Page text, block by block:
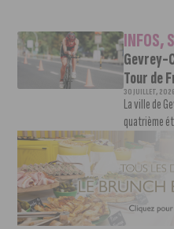
INFOS,
Gevrey-
Tour de
30 JUILLET, 2026
La ville de
quatrième